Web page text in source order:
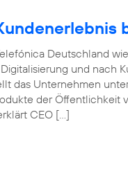
Deutschland
und nach
das Unternehmen
der Öffentlichkeit
CEO […]